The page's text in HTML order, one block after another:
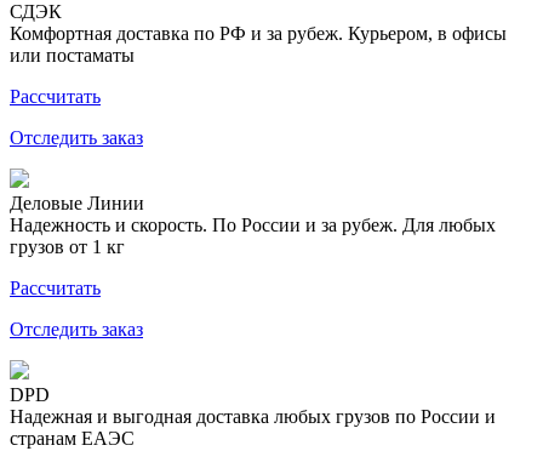
СДЭК
Комфортная доставка по РФ и за рубеж. Курьером, в офисы
или постаматы
Рассчитать
Отследить заказ
Деловые Линии
Надежность и скорость. По России и за рубеж. Для любых
грузов от 1 кг
Рассчитать
Отследить заказ
DPD
Надежная и выгодная доставка любых грузов по России и
странам ЕАЭС